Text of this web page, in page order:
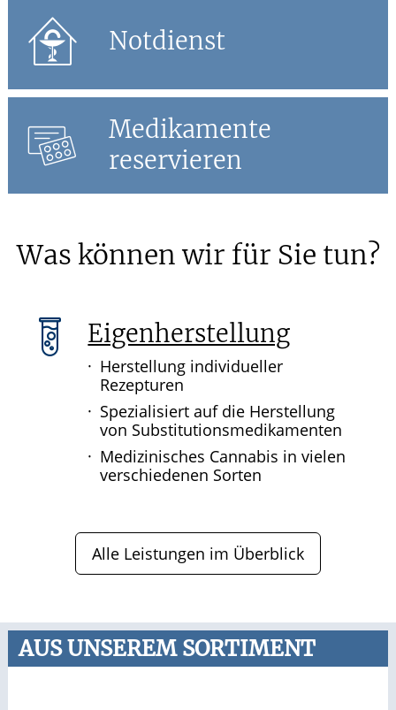
Notdienst
Medikamente
reservieren
Was können wir für Sie tun?
Eigenherstellung
Herstellung individueller
Rezepturen
Spezialisiert auf die Herstellung
von Substitutionsmedikamenten
Medizinisches Cannabis in vielen
verschiedenen Sorten
Alle Leistungen im Überblick
AUS UNSEREM SORTIMENT